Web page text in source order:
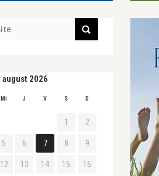
august 2026
Mi J V S D
1 2
5 6 7 8 9
12 13 14 15 16